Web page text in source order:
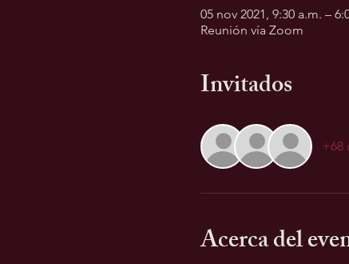
05 nov 2021, 9:30 a.m. –
Reunión vía Zoom
Invitados
+68
Acerca del